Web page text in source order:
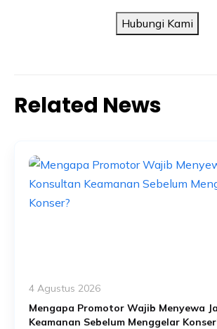
Hubungi Kami
Related News
4 Agustus 2026
Mengapa Promotor Wajib Menyewa
Keamanan Sebelum Menggelar